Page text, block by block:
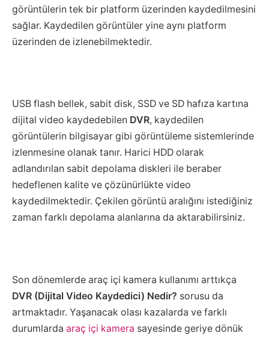
görüntülerin tek bir platform üzerinden kaydedilmesini
sağlar. Kaydedilen görüntüler yine aynı platform
üzerinden de izlenebilmektedir.
USB flash bellek, sabit disk, SSD ve SD hafıza kartına
dijital video kaydedebilen DVR, kaydedilen
görüntülerin bilgisayar gibi görüntüleme sistemlerinde
izlenmesine olanak tanır. Harici HDD olarak
adlandırılan sabit depolama diskleri ile beraber
hedeflenen kalite ve çözünürlükte video
kaydedilmektedir. Çekilen görüntü aralığını istediğiniz
zaman farklı depolama alanlarına da aktarabilirsiniz.
Son dönemlerde araç içi kamera kullanımı arttıkça
DVR (Dijital Video Kaydedici) Nedir? sorusu da
artmaktadır. Yaşanacak olası kazalarda ve farklı
durumlarda araç içi kamera sayesinde geriye dönük